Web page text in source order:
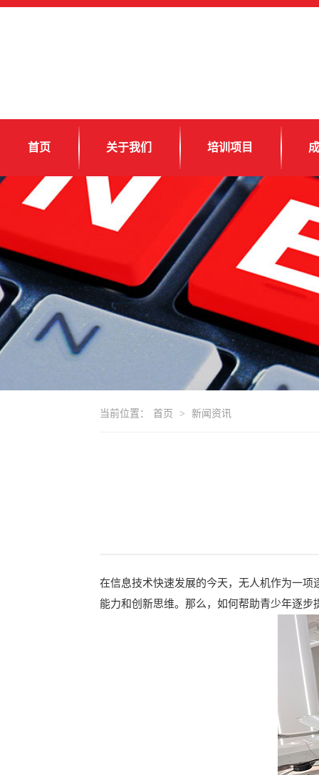
首页 关于我们 培训项目
当前位置： 首页 > 新闻资讯
在信息技术快速发展的今天，无人机作为一
能力和创新思维。那么，如何帮助青少年逐步